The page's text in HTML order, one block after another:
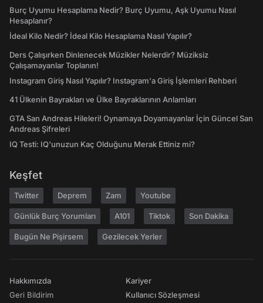
Burç Uyumu Hesaplama Nedir? Burç Uyumu, Aşk Uyumu Nasıl
Hesaplanır?
İdeal Kilo Nedir? İdeal Kilo Hesaplama Nasıl Yapılır?
Ders Çalışırken Dinlenecek Müzikler Nelerdir? Müziksiz
Çalışamayanlar Toplanın!
Instagram Giriş Nasıl Yapılır? Instagram'a Giriş İşlemleri Rehberi
41 Ülkenin Bayrakları ve Ülke Bayraklarının Anlamları
GTA San Andreas Hileleri! Oynamaya Doyamayanlar İçin Güncel San
Andreas Şifreleri
IQ Testi: IQ'unuzun Kaç Olduğunu Merak Ettiniz mi?
Keşfet
Twitter Deprem Zam Youtube
Günlük Burç Yorumları A101 Tiktok Son Dakika
Bugün Ne Pişirsem Gezilecek Yerler
Hakkımızda
Geri Bildirim
Kariyer
Kullanıcı Sözleşmesi